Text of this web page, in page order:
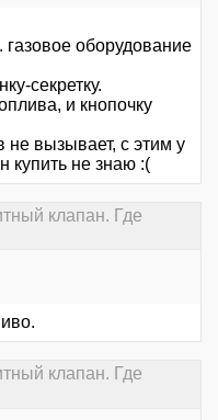
газовое оборудование
секретку.
и кнопочку
не вызывает, с этим у
купить не знаю :(
клапан. Где
клапан. Где